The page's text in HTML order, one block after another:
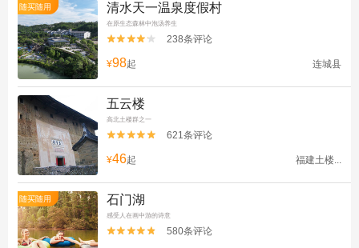
随买随用 清水天一温泉度假村
在原生态森林中泡汤养生

 238条评论
¥98起 连城县
五云楼
高北土楼群之一

 621条评论
¥46起 福建土楼...
随买随用 石门湖
感受人在画中游的诗意

 580条评论